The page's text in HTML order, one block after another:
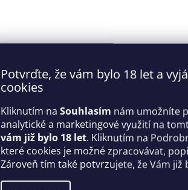
Potvrďte, že vám bylo 18 let a
cookies
Kliknutím na Souhlasím nám umožníte
analytické a marketingové využití na
vám již bylo 18 let. Kliknutím na
které cookies je možné zpracovávat,
Zároveň tím také potvrzujete, že Vám již